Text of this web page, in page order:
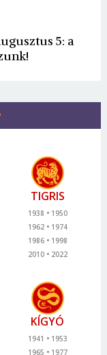
5: a
TIGRIS
1938
1950
1962
1974
1986
1998
2010
2022
KÍGYÓ
1941
1953
1965
1977